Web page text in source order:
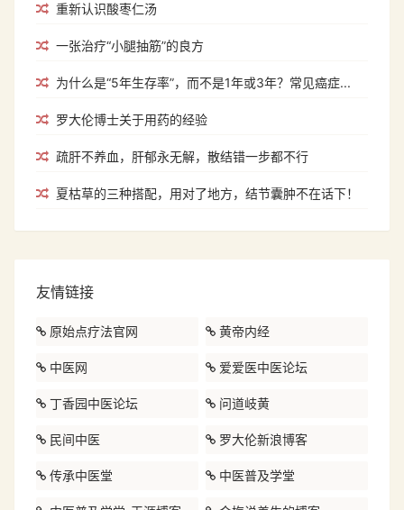
重新认识酸枣仁汤
一张治疗“小腿抽筋”的良方
为什么是“5年生存率”，而不是1年或3年？常见癌症...
罗大伦博士关于用药的经验
疏肝不养血，肝郁永无解，散结错一步都不行
夏枯草的三种搭配，用对了地方，结节囊肿不在话下！
友情链接
原始点疗法官网 黄帝内经
中医网 爱爱医中医论坛
丁香园中医论坛 问道岐黄
民间中医 罗大伦新浪博客
传承中医堂 中医普及学堂